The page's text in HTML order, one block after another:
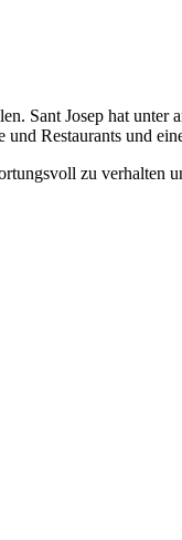
Sant Josep hat unter
und Restaurants und
zu verhalten